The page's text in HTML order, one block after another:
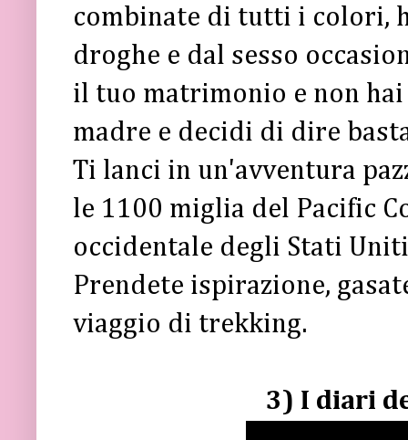
combinate di tutti i colori,
droghe e dal sesso
il tuo matrimonio e non
madre e decidi di dire
Ti lanci in un'avventura
le 1100 miglia del Pacific
occidentale degli Stati
Prendete ispirazione,
viaggio di trekking.
3) I diari